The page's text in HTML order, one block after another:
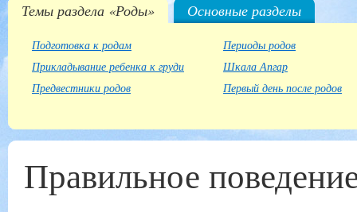
Темы раздела «Роды» Основные разделы
Подготовка к родам
Прикладывание ребенка к груди
Предвестники родов
Периоды родов
Шкала Апгар
Первый день после родов
Правильное